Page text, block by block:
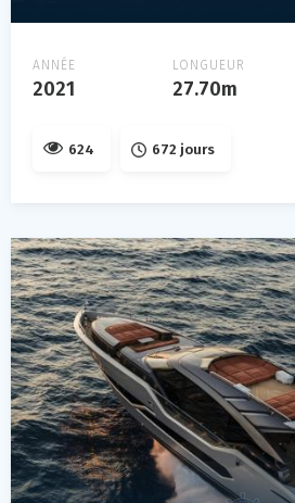
ANNÉE
2021
LONGUEUR
27.70m
624 672 jours